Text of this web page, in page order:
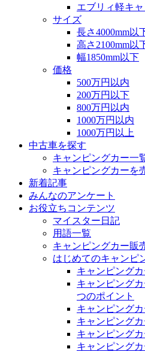
エブリィ軽キ
サイズ
長さ4000mm以
高さ2100mm以
幅1850mm以下
価格
500万円以内
200万円以下
800万円以内
1000万円以内
1000万円以上
中古車を探す
キャンピングカー一
キャンピングカーを
新着記事
みんなのアンケート
お役立ちコンテンツ
マイスター日記
用語一覧
キャンピングカー販
はじめてのキャンピ
キャンピング
キャンピング
つのポイント
キャンピング
キャンピング
キャンピング
キャンピング